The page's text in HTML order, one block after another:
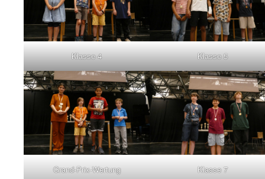
Klasse 4 Klasse 5
Grand-Prix-Wertung
Klasse 7